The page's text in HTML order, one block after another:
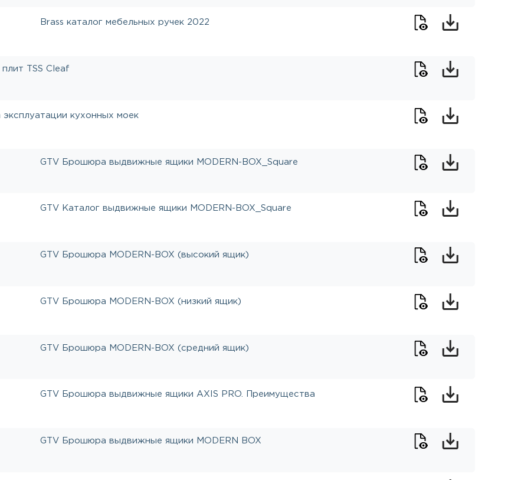
Brass каталог мебельных ручек 2022
плит TSS Cleaf
эксплуатации кухонных моек
GTV Брошюра выдвижные ящики MODERN-BOX_Square
GTV Каталог выдвижные ящики MODERN-BOX_Square
GTV Брошюра MODERN-BOX (высокий ящик)
GTV Брошюра MODERN-BOX (низкий ящик)
GTV Брошюра MODERN-BOX (средний ящик)
GTV Брошюра выдвижные ящики AXIS PRO. Преимущества
GTV Брошюра выдвижные ящики MODERN BOX